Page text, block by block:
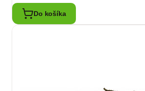
Do košíka